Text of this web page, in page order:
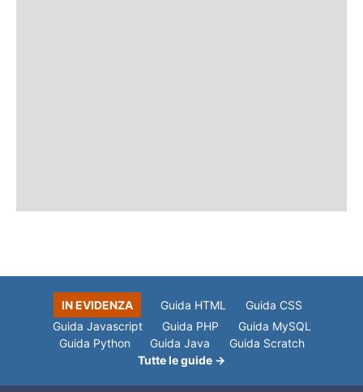
IN EVIDENZA Guida HTML
Guida CSS
Guida Javascript
Guida PHP
Guida MySQL
Guida Python
Guida Java
Guida Scratch
Tutte le guide →